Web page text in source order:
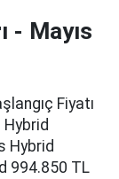
- Mayıs
Fiyatı
Hybrid
994.850 TL